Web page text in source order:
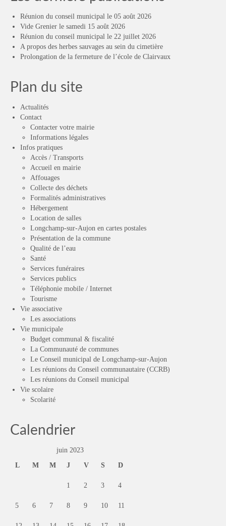
Réunion du conseil municipal le 05 août 2026
Vide Grenier le samedi 15 août 2026
Réunion du conseil municipal le 22 juillet 2026
A propos des herbes sauvages au sein du cimetière
Prolongation de la fermeture de l’école de Clairvaux
Plan du site
Actualités
Contact
Contacter votre mairie
Informations légales
Infos pratiques
Accès / Transports
Accueil en mairie
Affouages
Collecte des déchets
Formalités administratives
Hébergement
Location de salles
Longchamp-sur-Aujon en cartes postales
Présentation de la commune
Qualité de l’eau
Santé
Services funéraires
Services publics
Téléphonie mobile / Internet
Tourisme
Vie associative
Les associations
Vie municipale
Budget communal & fiscalité
La Communauté de communes
Le Conseil municipal de Longchamp-sur-Aujon
Les réunions du Conseil communautaire (CCRB)
Les réunions du Conseil municipal
Vie scolaire
Scolarité
Calendrier
juin 2023
L
M M J V S D
1 2 3 4
5 6 7 8 9 10 11